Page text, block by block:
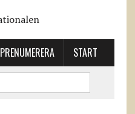
PRENUMERERA START